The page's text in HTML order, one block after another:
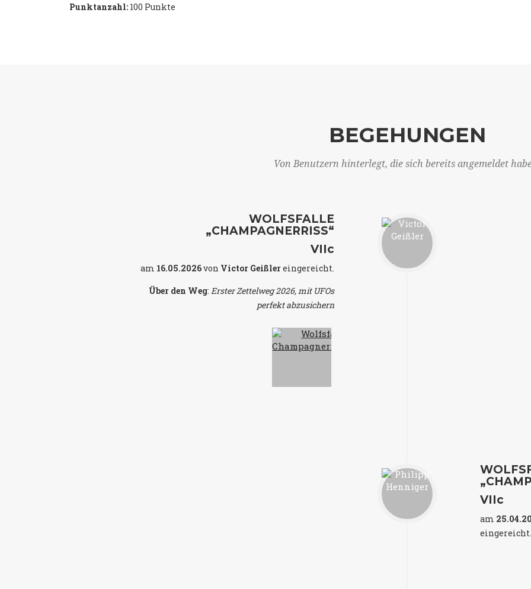
Punktanzahl: 100 Punkte
BEGEHUNGEN
Von Benutzern hinterlegt, die sich bereits angemeldet
WOLFSFALLE
„CHAMPAGNERRISS“
VIIc
am 16.05.2026von Victor Geißlereingereicht.
Über den Weg:Erster Zettelweg 2026, mit UFOs
perfekt abzusichern
VIIc
am
eingereicht.